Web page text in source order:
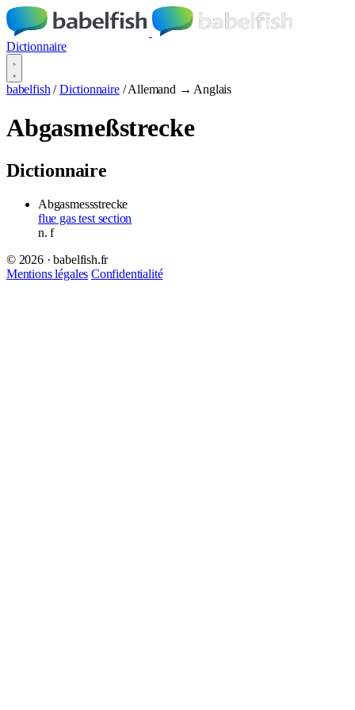
Dictionnaire
babelfish / Dictionnaire / Allemand → Anglais
Abgasmeßstrecke
Dictionnaire
Abgasmessstrecke
flue gas test section
n.f
© 2026 · babelfish.fr
Mentions légales Confidentialité